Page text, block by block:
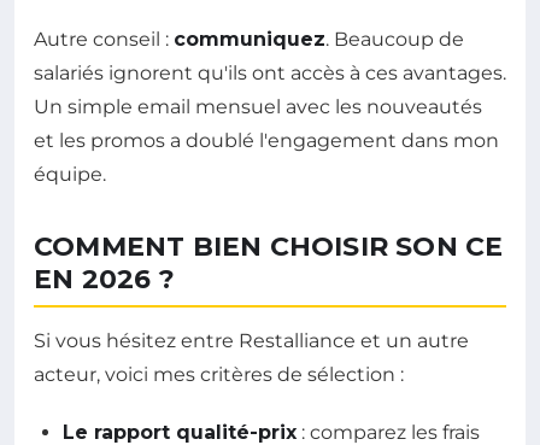
Autre conseil : communiquez. Beaucoup de
salariés ignorent qu'ils ont accès à ces avantages.
Un simple email mensuel avec les nouveautés
et les promos a doublé l'engagement dans mon
équipe.
COMMENT BIEN CHOISIR SON CE
EN 2026 ?
Si vous hésitez entre Restalliance et un autre
acteur, voici mes critères de sélection :
Le rapport qualité-prix : comparez les frais